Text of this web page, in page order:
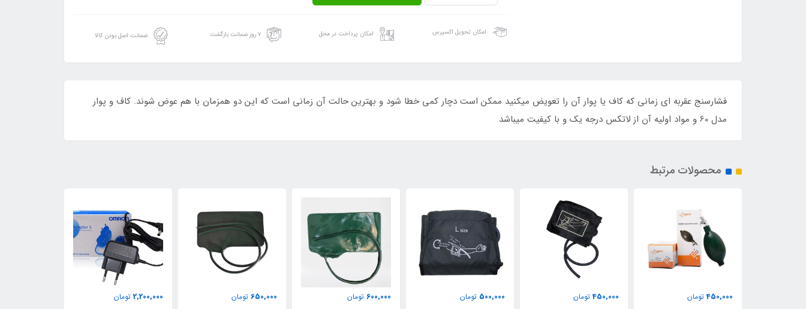
امکان تحویل اکسپرس امکان پرداخت در محل ۷ روز ضمانت بازگشت ضمانت اصل بودن کالا
فشارسنج عقربه ای زمانی که کاف یا پوار آن را تعویض میکنید ممکن است دچار کمی خطا شود و بهترین حالت آن زمانی است که این دو همزمان با هم عوض شوند. کاف و پوار
مدل 60 و مواد اولیه آن از لاتکس درجه یک و با کیفیت میباشد
محصولات مرتبط
450,000 تومان
450,000 تومان
500,000 تومان
600,000 تومان
650,000 تومان
2,200,000 تومان